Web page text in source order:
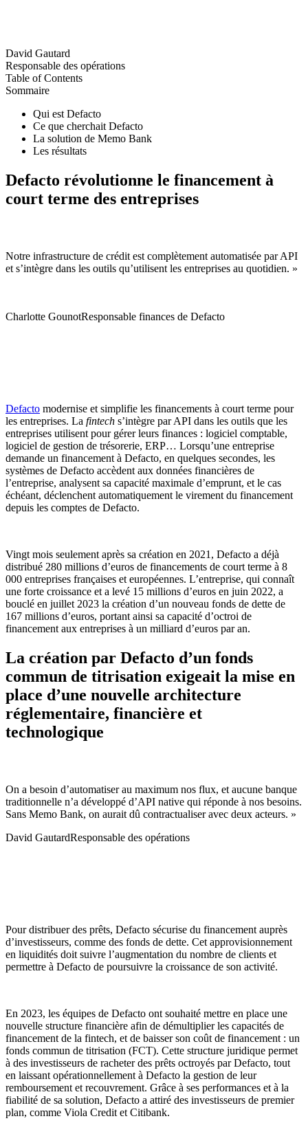
David Gautard
Responsable des opérations
Table of Contents
Sommaire
Qui est Defacto
Ce que cherchait Defacto
La solution de Memo Bank
Les résultats
Defacto révolutionne le financement à
court terme des entreprises
Notre infrastructure de crédit est complètement automatisée par API
et s’intègre dans les outils qu’utilisent les entreprises au quotidien. »
Charlotte GounotResponsable finances de Defacto
Defacto modernise et simplifie les financements à court terme pour
les entreprises. La fintech s’intègre par API dans les outils que les
entreprises utilisent pour gérer leurs finances : logiciel comptable,
logiciel de gestion de trésorerie, ERP… Lorsqu’une entreprise
demande un financement à Defacto, en quelques secondes, les
systèmes de Defacto accèdent aux données financières de
l’entreprise, analysent sa capacité maximale d’emprunt, et le cas
échéant, déclenchent automatiquement le virement du financement
depuis les comptes de Defacto.
Vingt mois seulement après sa création en 2021, Defacto a déjà
distribué 280 millions d’euros de financements de court terme à 8
000 entreprises françaises et européennes. L’entreprise, qui connaît
une forte croissance et a levé 15 millions d’euros en juin 2022, a
bouclé en juillet 2023 la création d’un nouveau fonds de dette de
167 millions d’euros, portant ainsi sa capacité d’octroi de
financement aux entreprises à un milliard d’euros par an.
La création par Defacto d’un fonds
commun de titrisation exigeait la mise en
place d’une nouvelle architecture
réglementaire, financière et
technologique
On a besoin d’automatiser au maximum nos flux, et aucune banque
traditionnelle n’a développé d’API native qui réponde à nos besoins.
Sans Memo Bank, on aurait dû contractualiser avec deux acteurs. »
David GautardResponsable des opérations
Pour distribuer des prêts, Defacto sécurise du financement auprès
d’investisseurs, comme des fonds de dette. Cet approvisionnement
en liquidités doit suivre l’augmentation du nombre de clients et
permettre à Defacto de poursuivre la croissance de son activité.
En 2023, les équipes de Defacto ont souhaité mettre en place une
nouvelle structure financière afin de démultiplier les capacités de
financement de la fintech, et de baisser son coût de financement : un
fonds commun de titrisation (FCT). Cette structure juridique permet
à des investisseurs de racheter des prêts octroyés par Defacto, tout
en laissant opérationnellement à Defacto la gestion de leur
remboursement et recouvrement. Grâce à ses performances et à la
fiabilité de sa solution, Defacto a attiré des investisseurs de premier
plan, comme Viola Credit et Citibank.